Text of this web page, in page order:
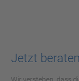
Jetzt